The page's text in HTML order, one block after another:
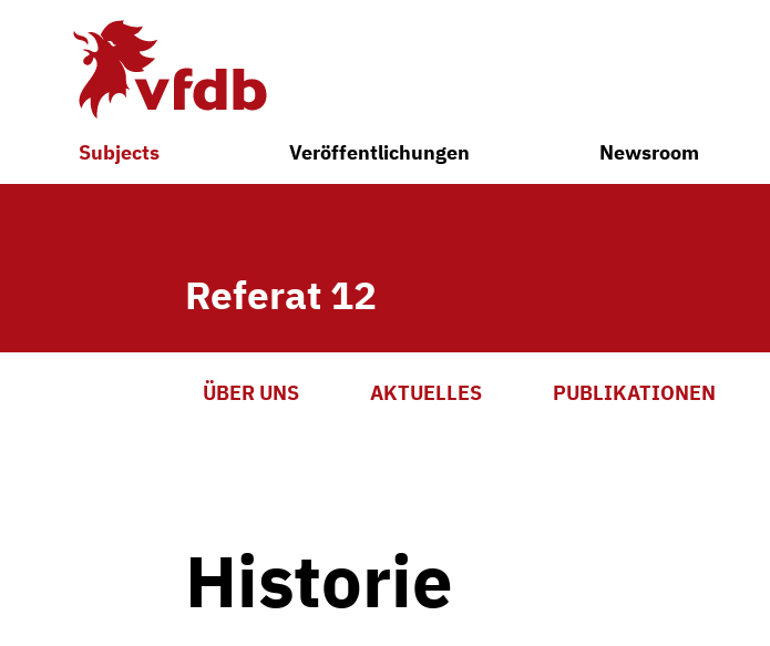
Subjects Veröffentlichungen Newsroom
Referat 12
ÜBER UNS AKTUELLES PUBLIKATIONEN
Historie